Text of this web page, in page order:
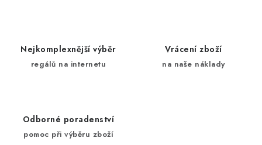
Nejkomplexnější výběr
regálů na internetu
Vrácení zboží
na naše náklady
Odborné poradenství
pomoc při výběru zboží